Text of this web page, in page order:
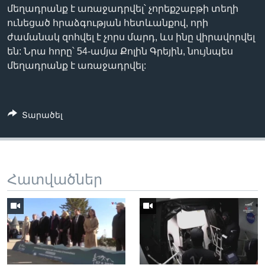
մեղադրանք է առաջադրվել՝ չորեքշաբթի տեղի
ունեցած հրաձգության հետևանքով, որի
ժամանակ զոհվել է չորս մարդ, ևս ինը վիրավորվել
են: Նրա հորը՝ 54-ամյա Քոլին Գրեյին, նույնպես
մեղադրանք է առաջադրվել:
Տարածել
Հատվածներ